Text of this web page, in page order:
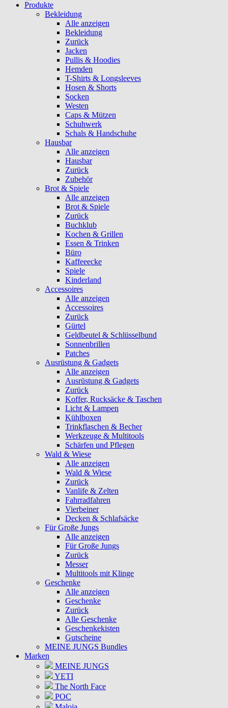
Produkte
Bekleidung
Alle anzeigen
Bekleidung
Zurück
Jacken
Pullis & Hoodies
Hemden
T-Shirts & Longsleeves
Hosen & Shorts
Socken
Westen
Caps & Mützen
Schuhwerk
Schals & Handschuhe
Hausbar
Alle anzeigen
Hausbar
Zurück
Zubehör
Brot & Spiele
Alle anzeigen
Brot & Spiele
Zurück
Buchklub
Kochen & Grillen
Essen & Trinken
Büro
Kaffeeecke
Spiele
Kinderland
Accessoires
Alle anzeigen
Accessoires
Zurück
Gürtel
Geldbeutel & Schlüsselbund
Sonnenbrillen
Patches
Ausrüstung & Gadgets
Alle anzeigen
Ausrüstung & Gadgets
Zurück
Koffer, Rucksäcke & Taschen
Licht & Lampen
Kühlboxen
Trinkflaschen & Becher
Werkzeuge & Multitools
Schärfen und Pflegen
Wald & Wiese
Alle anzeigen
Wald & Wiese
Zurück
Vanlife & Zelten
Fahrradfahren
Vierbeiner
Decken & Schlafsäcke
Für Große Jungs
Alle anzeigen
Für Große Jungs
Zurück
Messer
Multitools mit Klinge
Geschenke
Alle anzeigen
Geschenke
Zurück
Alle Geschenke
Geschenkekisten
Gutscheine
MEINE JUNGS Bundles
Marken
MEINE JUNGS
YETI
The North Face
POC